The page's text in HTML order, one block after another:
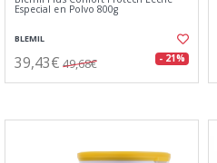
Especial en Polvo 800g
BLEMIL
39,43€ 49,68€ - 21%